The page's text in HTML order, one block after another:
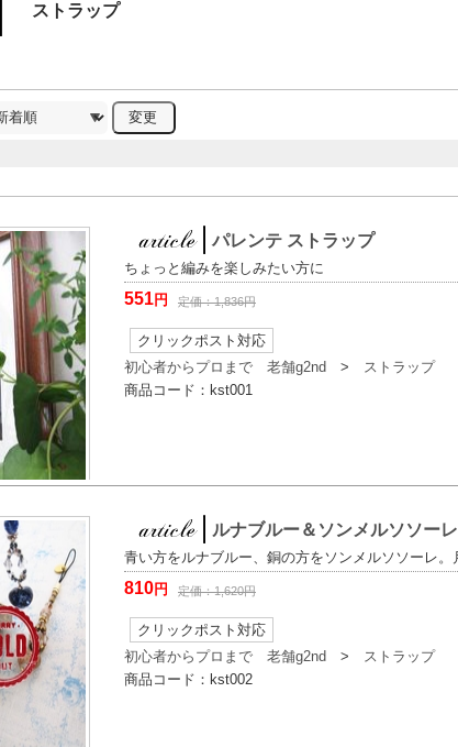
ストラップ
パレンテ ストラップ
ちょっと編みを楽しみたい方に
551円 定価：1,836円
クリックポスト対応
初心者からプロまで 老舗g2nd > ストラップ
商品コード： kst001
ルナブルー＆ソンメルソソー
青い方をルナブルー、銅の方をソンメルソソーレ。
810円 定価：1,620円
クリックポスト対応
初心者からプロまで 老舗g2nd > ストラップ
商品コード： kst002